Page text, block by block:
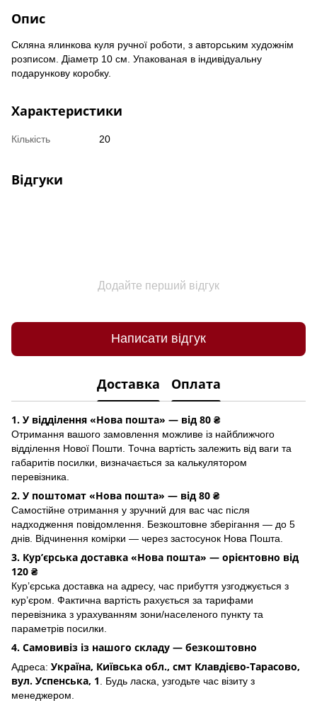
Опис
Скляна ялинкова куля ручної роботи, з авторським художнім
розписом. Діаметр 10 см. Упакованая в індивідуальну
подарункову коробку.
Характеристики
Кількість 20
Відгуки
Додайте перший відгук
Написати відгук
Доставка Оплата
1. У відділення «Нова пошта» — від 80 ₴
Отримання вашого замовлення можливе із найближчого
відділення Нової Пошти. Точна вартість залежить від ваги та
габаритів посилки, визначається за калькулятором
перевізника.
2. У поштомат «Нова пошта» — від 80 ₴
Самостійне отримання у зручний для вас час після
надходження повідомлення. Безкоштовне зберігання — до 5
днів. Відчинення комірки — через застосунок Hoва Пошта.
3. Кур’єрська доставка «Нова пошта» — орієнтовно від
120 ₴
Кур’єрська доставка на адресу, час прибуття узгоджується з
кур’єром. Фактична вартість рахується за тарифами
перевізника з урахуванням зони/населеного пункту та
параметрів посилки.
4. Самовивіз із нашого складу — безкоштовно
Адреса: Україна, Київська обл., смт Клавдієво-Тарасово,
вул. Успенська, 1
. Будь ласка, узгодьте час візиту з
менеджером.